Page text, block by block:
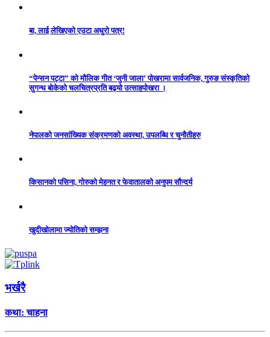
बा, लाई लेखिएको एउटा अधुरो पत्र!
“पेन्सन पट्टा” को मौलिक गीत ‘जुनी जाला’ पोखरामा सार्वजनिक, गुरुङ संस्कृतिको
सुगन्ध बोकेको चलचित्रप्रति बढ्यो उत्साहपोखरा ।
नेपालको जनसांख्यिक संक्रमणको अवस्था, उपलब्धि र चुनौतीहरु
किसानको पसिना, गोरुको मेहनत र फेवातालको अनुपम सौन्दर्य
खुदीखोलामा ज्योतिको सम्झना
भर्खरै
कथा: चाहना